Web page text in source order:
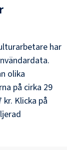
har
olika
på cirka 29
kr. Klicka på